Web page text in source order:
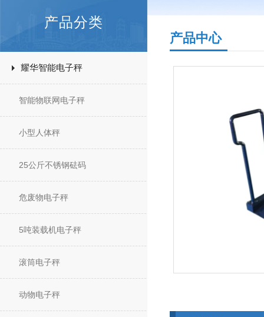
产品分类
耀华智能电子秤
智能物联网电子秤
小型人体秤
25公斤不锈钢砝码
危废物电子秤
5吨装载机电子秤
滚筒电子秤
动物电子秤
产品中心